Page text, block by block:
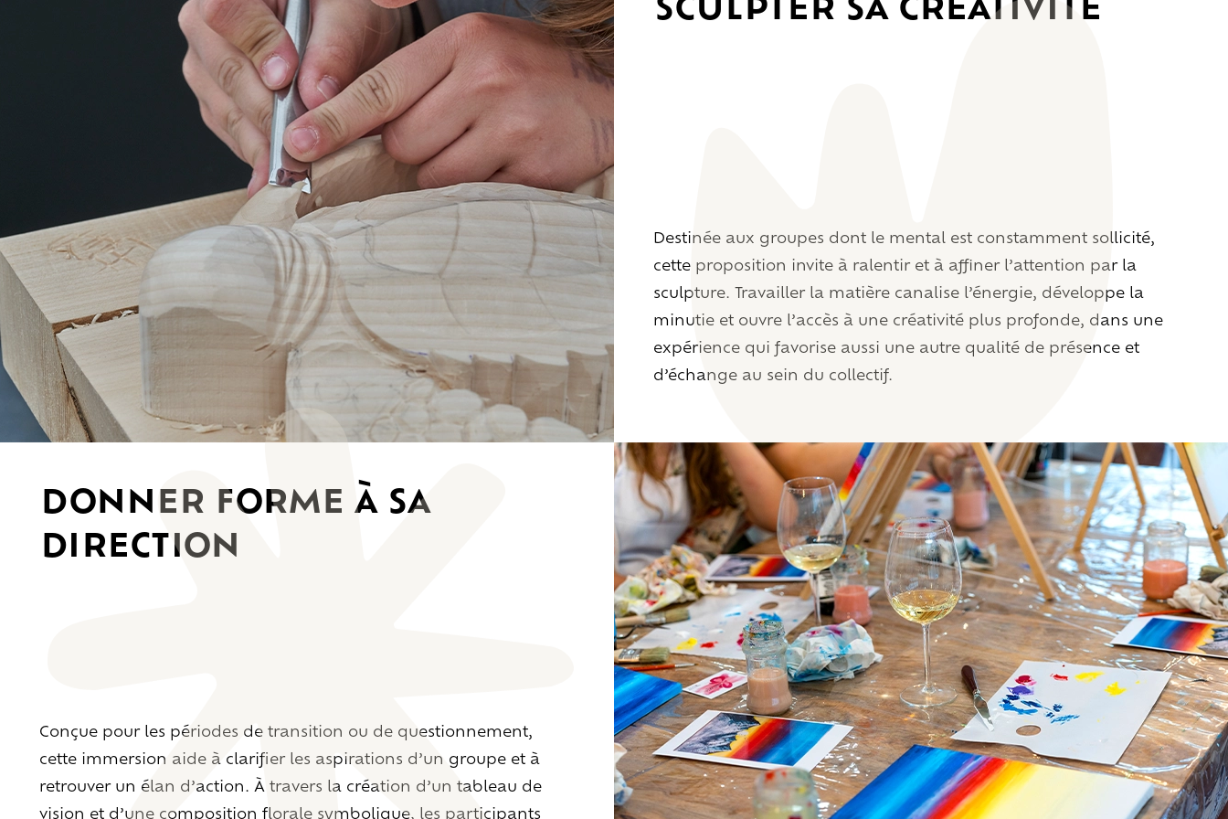
Destinée aux groupes dont le mental est constamment sollicité,
cette proposition invite à ralentir et à affiner l’attention par la
sculpture. Travailler la matière canalise l’énergie, développe la
minutie et ouvre l’accès à une créativité plus profonde, dans une
expérience qui favorise aussi une autre qualité de présence et
d’échange au sein du collectif.
Donner forme à sa
direction
Conçue pour les périodes de transition ou de questionnement,
cette immersion aide à clarifier les aspirations d’un groupe et à
retrouver un élan d’action. À travers la création d’un tableau de
vision et d’une composition florale symbolique, les participants